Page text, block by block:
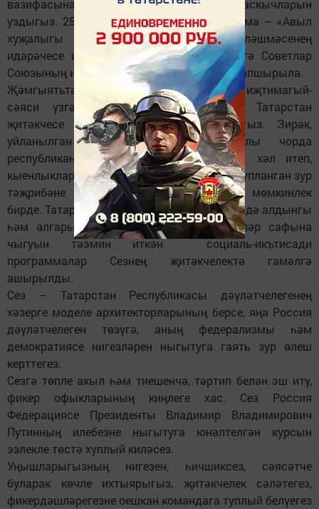
вазифасына кадәр барлык үсеш баскычларын
уздыгыз. 25 яшьтә үк инде Сезне зур оешма – «Авыл
хуҗалыгы техникасы» районара берләшмәсенең
идарәчесе итеп куялар, ә 29 яшьтә Сезгә Советлар
Союзының иң зур бүләге – Ленин ордены тапшырыла.
Җәмгыятьтә социаль-икътисади һәм иҗтимагый-
сәяси үзгәрешләр барган чакта Сез Татарстан
җитәкчесе вазифасын үтәргә алындыгыз. Зирәк,
уйланылган сәясәтегез шул катлаулы чорда
республиканың бик күп мәсьәләләрне хәл итеп,
кыенлыкларны җиңүенә китерде, үткәндә тупланган зур
тәҗрибәне саклап калырга, үстерергә мөмкинлек
бирде. Татарстанның Россия Федерациясендә алдынгы
һәм алгарышлы төбәк буларак беренчеләр сафына
чыгуын тәэмин иткән социаль-икътисади
программалар Сезнең җитәкчелектә гамәлгә
ашырылды.
Сез – Татарстан Республикасы дәүләтчелегенең
хәзерге моделе архитекторларының берсе, яңа Россия
дәүләтчелеген төзүгә, аның федерализмы һәм
демократиясе нигезләрен ныгытуга гаять зур өлеш
керттегез.
Сезгә төпле акыл һәм тиешенчә, тәртип белән эш итү,
фикер офыкларының киңлеге хас. Сез Россия
Федерациясе Президенты Владимир Владимирович
Путинның илебезне ныгытуга юнәлтелгән курсын
эзлекле төстә хуплый киләсез.
Уңышларыгызның нигезен, һичшиксез, сәясәтче
буларак көчле ихтыярыгыз, җитәкчелек сәләтегез,
фикердәшләрегезне оешкан командага туплый белүегез